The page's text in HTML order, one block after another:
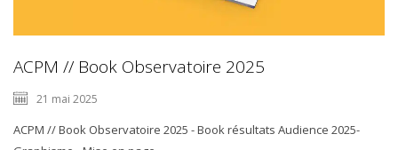
ACPM // Book Observatoire 2025
21 mai 2025
ACPM // Book Observatoire 2025 - Book résultats Audience 2025-